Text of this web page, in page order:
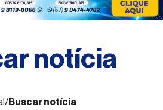
notícia
/Buscar notícia